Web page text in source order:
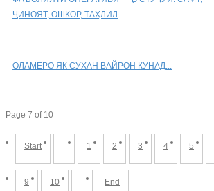
ҶИНОЯТ, ОШКОР, ТАҲЛИЛ
ОЛАМЕРО ЯК СУХАН ВАЙРОН КУНАД...
Page 7 of 10
Start 1 2 3 4 5
9 10 End